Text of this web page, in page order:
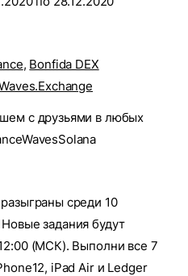
, Bonfida DEX
с друзьями в любых
среди 10
задания будут
(МСК). Выполни все 7
iPad Air и Ledger